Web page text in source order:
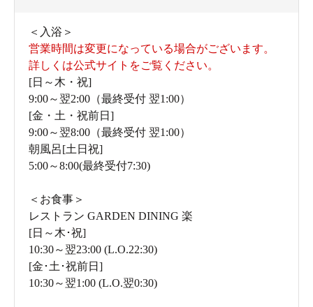
＜入浴＞
営業時間は変更になっている場合がございます。
詳しくは公式サイトをご覧ください。
[日～木・祝]
9:00～翌2:00（最終受付 翌1:00）
[金・土・祝前日]
9:00～翌8:00（最終受付 翌1:00）
朝風呂[土日祝]
5:00～8:00(最終受付7:30)
＜お食事＞
レストラン GARDEN DINING 楽
[日～木･祝]
10:30～翌23:00 (L.O.22:30)
[金･土･祝前日]
10:30～翌1:00 (L.O.翌0:30)